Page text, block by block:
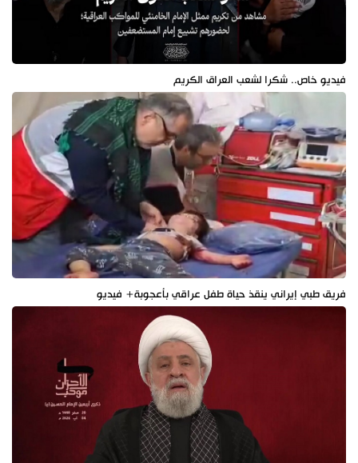
فيديو خاص.. شكرا لشعب العراق الكريم
فريق طبي إيراني ينقذ حياة طفل عراقي بأعجوبة+ فيديو